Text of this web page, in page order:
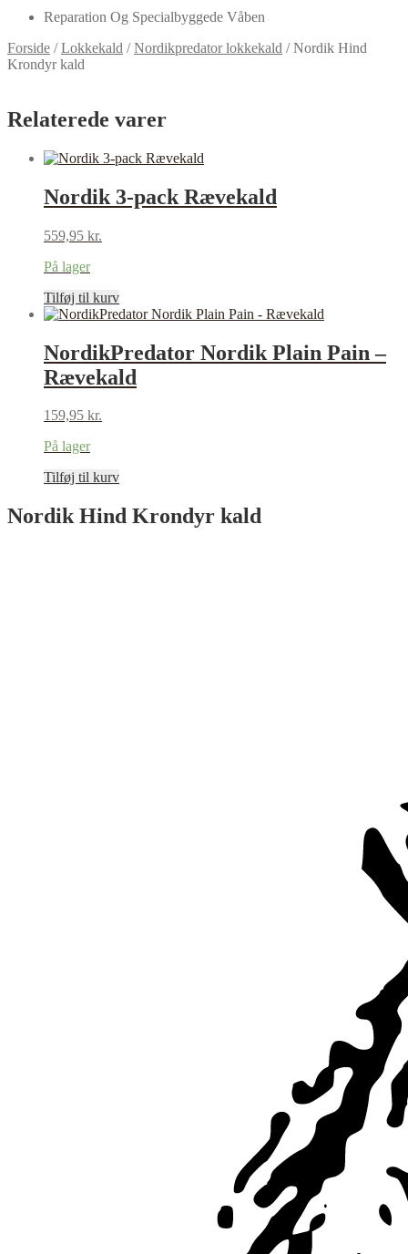
Reparation Og Specialbyggede Våben
Forside /Lokkekald /Nordikpredator lokkekald /Nordik Hind
Krondyr kald
Relaterede varer
Nordik 3-pack Rævekald
559,95 kr.
På lager
Tilføj til kurv
NordikPredator Nordik Plain Pain –
Rævekald
159,95 kr.
På lager
Tilføj til kurv
Nordik Hind Krondyr kald